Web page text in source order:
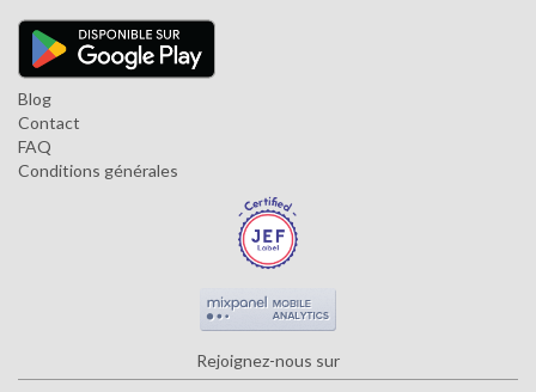
Blog
Contact
FAQ
Conditions générales
Rejoignez-nous sur